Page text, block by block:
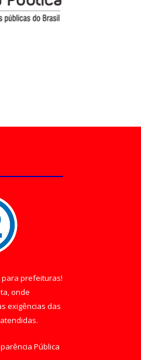
para prefeituras!
onde
exigências das
Pública